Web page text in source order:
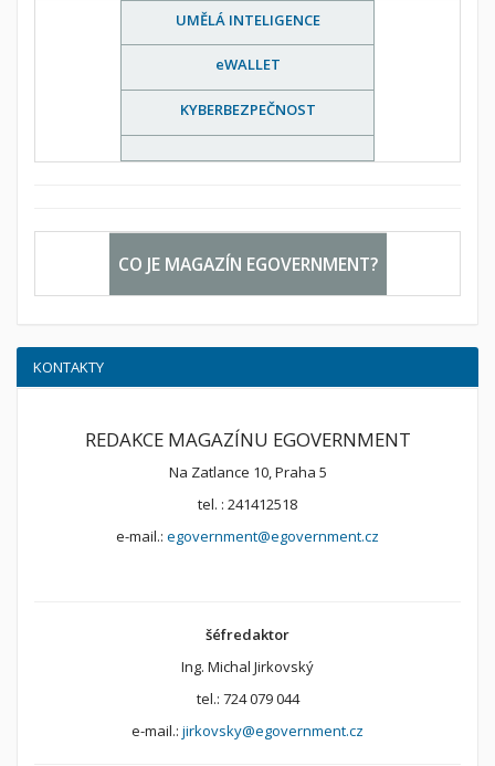
UMĚLÁ INTELIGENCE
eWALLET
KYBERBEZPEČNOST
CO JE MAGAZÍN EGOVERNMENT?
KONTAKTY
REDAKCE MAGAZÍNU EGOVERNMENT
Na Zatlance 10, Praha 5
tel. : 241412518
e-mail.: egovernment@egovernment.cz
šéfredaktor
Ing. Michal Jirkovský
tel.: 724 079 044
e-mail.: jirkovsky@egovernment.cz